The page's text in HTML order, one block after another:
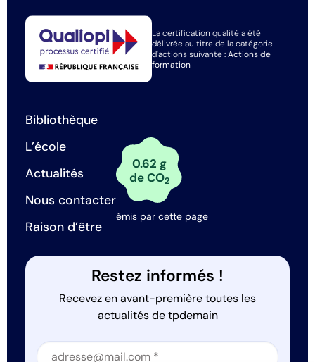
La certification qualité a été
délivrée au titre de la catégorie
d'actions suivante :Actions de
formation
Bibliothèque
L’école
Actualités
Nous contacter
Raison d’être
0.62 g
de CO2
émis par cette page
Restez informés !
Recevez en avant-première toutes les
actualités de tpdemain
Section